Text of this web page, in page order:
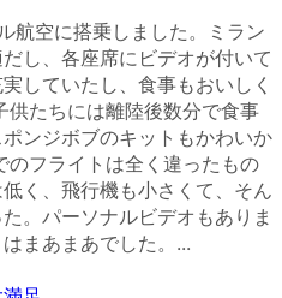
航空に搭乗しました。ミラン
し、各座席にビデオが付いて
していたし、食事もおいしく
供たちには離陸後数分で食事
ンジボブのキットもかわいか
のフライトは全く違ったもの
く、飛行機も小さくて、そん
。パーソナルビデオもありま
まあまあでした。...